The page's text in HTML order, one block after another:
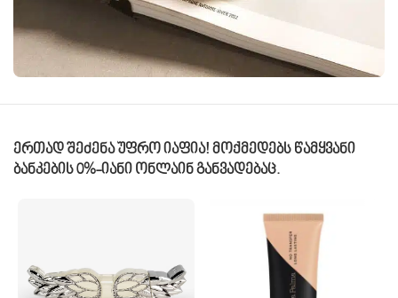
Ერთად Შეძენა Უფრო Იაფია! Მოქმედებს Წამყვანი
Ბანკების 0%-Იანი Ონლაინ Განვადებაც.